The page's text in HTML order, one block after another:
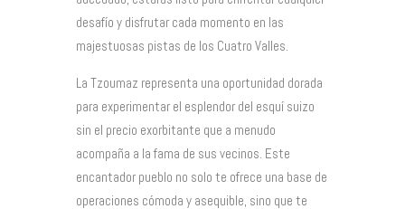
desafío y disfrutar cada momento en las
majestuosas pistas de los Cuatro Valles.
La Tzoumaz representa una oportunidad dorada
para experimentar el esplendor del esquí suizo
sin el precio exorbitante que a menudo
acompaña a la fama de sus vecinos. Este
encantador pueblo no solo te ofrece una base de
operaciones cómoda y asequible, sino que te